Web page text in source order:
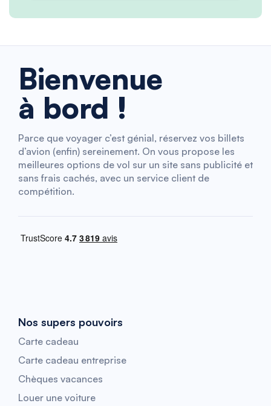
Bienvenue
à bord !
Parce que voyager c’est génial, réservez vos billets
d’avion (enfin) sereinement. On vous propose les
meilleures options de vol sur un site sans publicité et
sans frais cachés, avec un service client de
compétition.
Nos supers pouvoirs
Carte cadeau
Carte cadeau entreprise
Chèques vacances
Louer une voiture